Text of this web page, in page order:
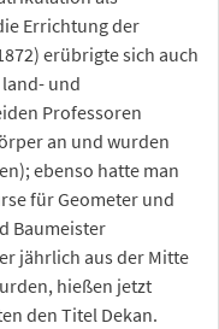
Errichtung der
erübrigte sich auch
und
Professoren
an und wurden
ebenso hatte man
für Geometer und
Baumeister
jährlich aus der Mitte
hießen jetzt
den Titel Dekan.